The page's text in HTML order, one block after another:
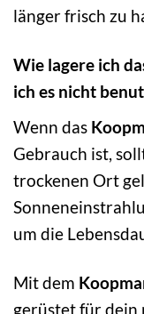
länger frisch zu
Wie lagere ich
ich es nicht
Wenn das
Gebrauch ist,
trockenen Ort
um die
Mit dem
gerüstet für dein